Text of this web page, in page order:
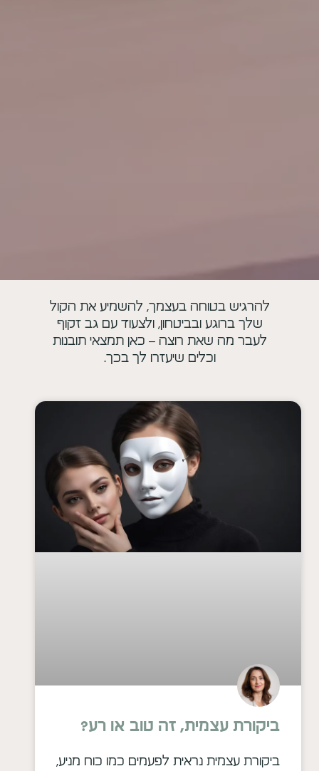
להרגיש בטוחה בעצמך, להשמיע את הקול
שלך ברוגע ובביטחון, ולצעוד עם גב זקוף
לעבר מה שאת רוצה – כאן תמצאי תובנות
וכלים שיעזרו לך בכך.
ביקורת עצמית, זה טוב או רע?
ביקורת עצמית נראית לפעמים כמו כוח מניע,